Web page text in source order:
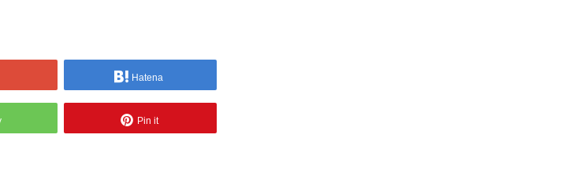
Hatena
Pin it